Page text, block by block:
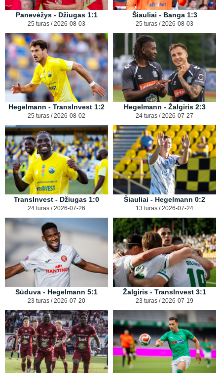
Panevėžys - Džiugas 1:1
25 turas / 2026-08-03
Šiauliai - Banga 1:3
25 turas / 2026-08-03
Hegelmann - TransInvest 1:2
25 turas / 2026-08-02
Hegelmann - Žalgiris 2:3
24 turas / 2026-07-27
TransInvest - Džiugas 1:0
24 turas / 2026-07-26
Šiauliai - Hegelmann 0:2
13 turas / 2026-07-24
Sūduva - Hegelmann 5:1
23 turas / 2026-07-20
Žalgiris - TransInvest 3:1
23 turas / 2026-07-19